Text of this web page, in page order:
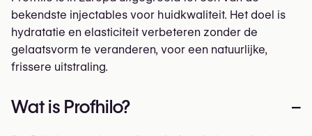
bekendste injectables voor huidkwaliteit. Het doel is
hydratatie en elasticiteit verbeteren zonder de
gelaatsvorm te veranderen, voor een natuurlijke,
frissere uitstraling.
Wat is Profhilo? –